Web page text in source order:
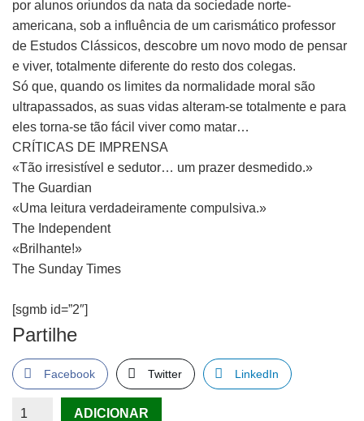
por alunos oriundos da nata da sociedade norte-
americana, sob a influência de um carismático professor
de Estudos Clássicos, descobre um novo modo de pensar
e viver, totalmente diferente do resto dos colegas.
Só que, quando os limites da normalidade moral são
ultrapassados, as suas vidas alteram-se totalmente e para
eles torna-se tão fácil viver como matar…
CRÍTICAS DE IMPRENSA
«Tão irresistível e sedutor… um prazer desmedido.»
The Guardian
«Uma leitura verdadeiramente compulsiva.»
The Independent
«Brilhante!»
The Sunday Times
[sgmb id=”2″]
Partilhe
Facebook Twitter LinkedIn
QuantidadeADICIONAR